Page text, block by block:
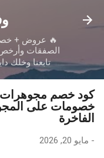
🔥 عروض +
الصفقات وأرخص
تابعنا وخلك
خصومات على
الفاخرة
- مايو 20, 2026